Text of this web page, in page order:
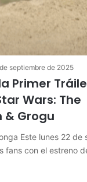
septiembre de 2025
Primer
Wars: The
& Grogu
Este lunes 22
fans con el estreno